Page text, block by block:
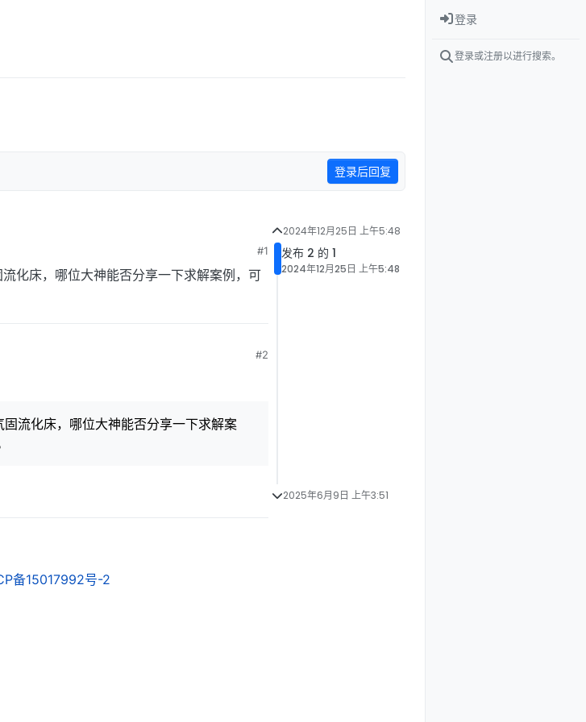
登录后回复
#1
化床，哪位大神能否分享一下求解案例，可
#2
流化床，哪位大神能否分享一下求解案
2024年12月25日 上午5:48
发布 2 的 1
2024年12月25日 上午5:48
2025年6月9日 上午3:51
备15017992号-2
登录
登录或注册以进行搜索。